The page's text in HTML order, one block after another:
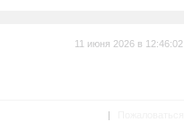
11 июня 2026 в 12:46:02
|